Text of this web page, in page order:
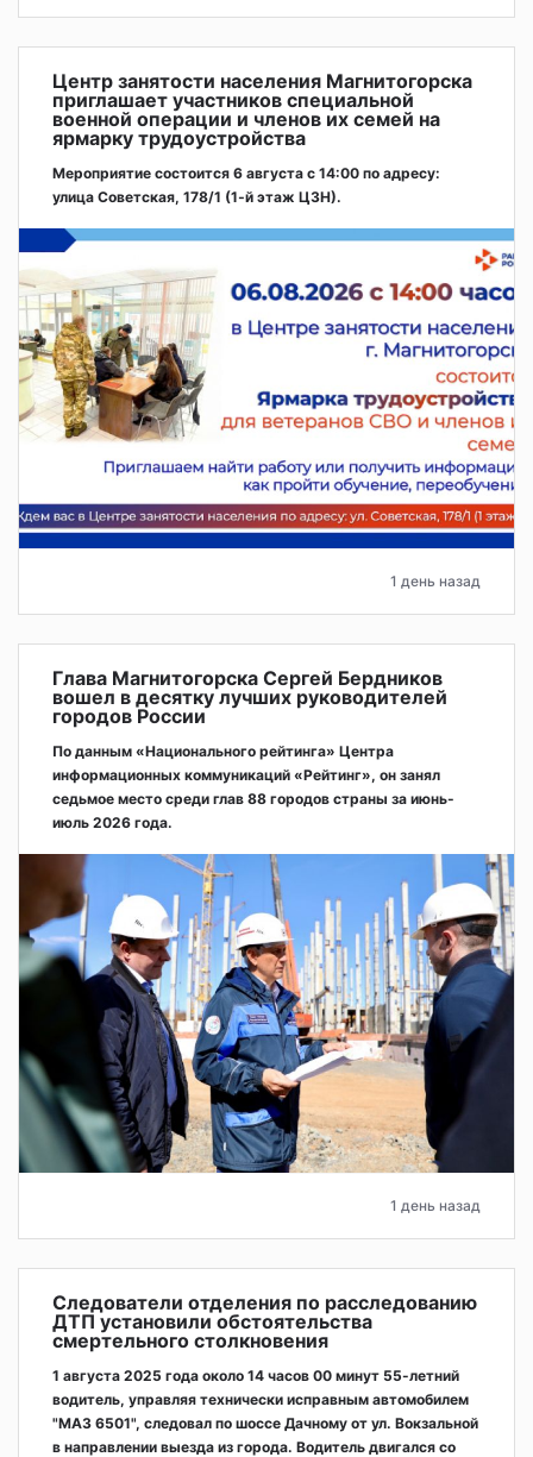
Центр занятости населения Магнитогорска
приглашает участников специальной
военной операции и членов их семей на
ярмарку трудоустройства
Мероприятие состоится 6 августа с 14:00 по адресу:
улица Советская, 178/1 (1‑й этаж ЦЗН).
1 день назад
Глава Магнитогорска Сергей Бердников
вошел в десятку лучших руководителей
городов России
По данным «Национального рейтинга» Центра
информационных коммуникаций «Рейтинг», он занял
седьмое место среди глав 88 городов страны за июнь-
июль 2026 года.
1 день назад
Следователи отделения по расследованию
ДТП установили обстоятельства
смертельного столкновения
1 августа 2025 года около 14 часов 00 минут 55-летний
водитель, управляя технически исправным автомобилем
"МАЗ 6501", следовал по шоссе Дачному от ул. Вокзальной
в направлении выезда из города. Водитель двигался со